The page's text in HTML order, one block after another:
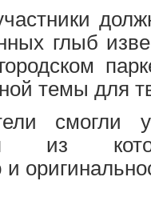
глыб
темы для
смогли
из